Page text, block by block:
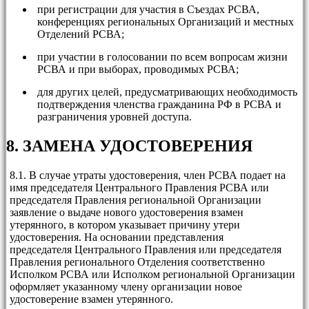
при регистрации для участия в Съездах РСВА,
конференциях региональных Организаций и местных
Отделений РСВА;
при участии в голосовании по всем вопросам жизни
РСВА и при выборах, проводимых РСВА;
для других целей, предусматривающих необходимость
подтверждения членства гражданина РФ в РСВА и
разграничения уровней доступа.
8. ЗАМЕНА УДОСТОВЕРЕНИЯ
8.1. В случае утраты удостоверения, член РСВА подает на
имя председателя Центрального Правления РСВА или
председателя Правления региональной Организации
заявление о выдаче нового удостоверения взамен
утерянного, в котором указывает причину утери
удостоверения. На основании представления
председателя Центрального Правления или председателя
Правления регионального Отделения соответственно
Исполком РСВА или Исполком региональной Организации
оформляет указанному члену организации новое
удостоверение взамен утерянного.